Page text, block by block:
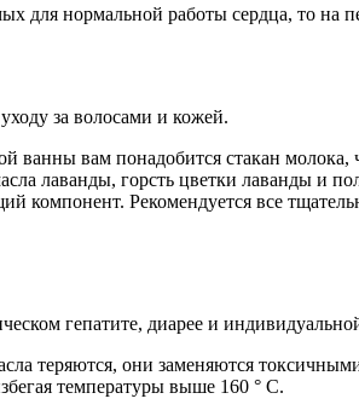
нормальной работы сердца, то на
за волосами и кожей.
вам понадобится стакан
лаванды, горсть цветки лаванды и
Рекомендуется все
гепатите, диарее и
теряются, они заменяются
температуры выше 160 ° C.